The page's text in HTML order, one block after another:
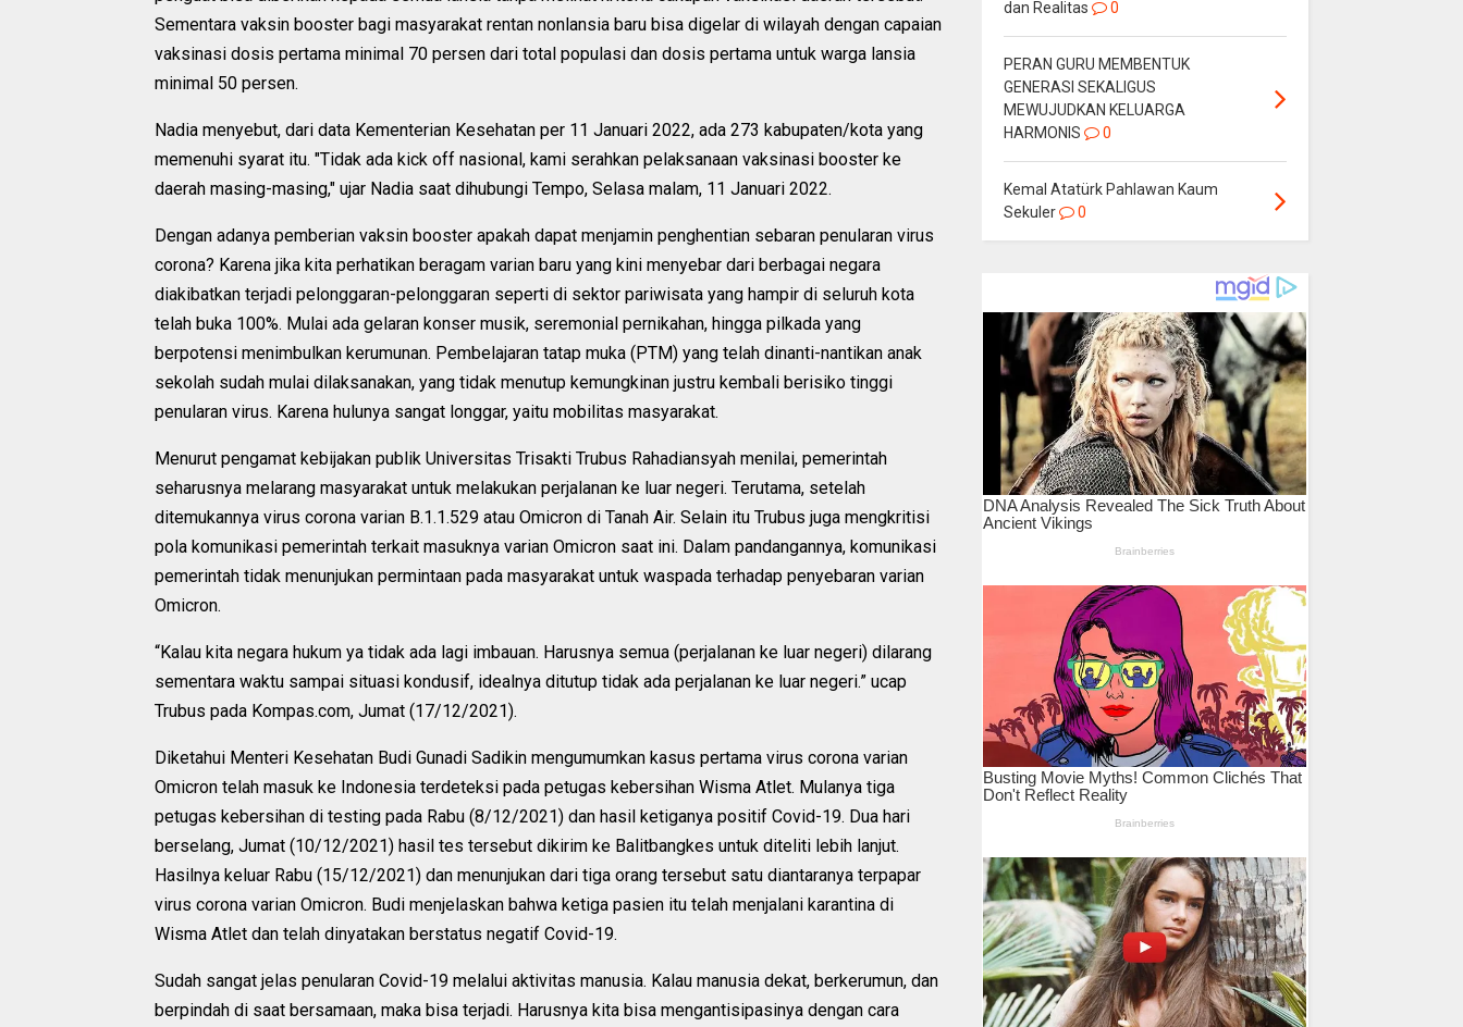
Sementara vaksin booster bagi masyarakat rentan nonlansia baru bisa digelar di wilayah dengan capaian
vaksinasi dosis pertama minimal 70 persen dari total populasi dan dosis pertama untuk warga lansia
minimal 50 persen.
Nadia menyebut, dari data Kementerian Kesehatan per 11 Januari 2022, ada 273 kabupaten/kota yang
memenuhi syarat itu. "Tidak ada kick off nasional, kami serahkan pelaksanaan vaksinasi booster ke
daerah masing-masing," ujar Nadia saat dihubungi Tempo, Selasa malam, 11 Januari 2022.
Dengan adanya pemberian vaksin booster apakah dapat menjamin penghentian sebaran penularan virus
corona? Karena jika kita perhatikan beragam varian baru yang kini menyebar dari berbagai negara
diakibatkan terjadi pelonggaran-pelonggaran seperti di sektor pariwisata yang hampir di seluruh kota
telah buka 100%. Mulai ada gelaran konser musik, seremonial pernikahan, hingga pilkada yang
berpotensi menimbulkan kerumunan. Pembelajaran tatap muka (PTM) yang telah dinanti-nantikan anak
sekolah sudah mulai dilaksanakan, yang tidak menutup kemungkinan justru kembali berisiko tinggi
penularan virus. Karena hulunya sangat longgar, yaitu mobilitas masyarakat.
Menurut pengamat kebijakan publik Universitas Trisakti Trubus Rahadiansyah menilai, pemerintah
seharusnya melarang masyarakat untuk melakukan perjalanan ke luar negeri. Terutama, setelah
ditemukannya virus corona varian B.1.1.529 atau Omicron di Tanah Air. Selain itu Trubus juga mengkritisi
pola komunikasi pemerintah terkait masuknya varian Omicron saat ini. Dalam pandangannya, komunikasi
pemerintah tidak menunjukan permintaan pada masyarakat untuk waspada terhadap penyebaran varian
Omicron.
“Kalau kita negara hukum ya tidak ada lagi imbauan. Harusnya semua (perjalanan ke luar negeri) dilarang
sementara waktu sampai situasi kondusif, idealnya ditutup tidak ada perjalanan ke luar negeri.” ucap
Trubus pada Kompas.com, Jumat (17/12/2021).
Diketahui Menteri Kesehatan Budi Gunadi Sadikin mengumumkan kasus pertama virus corona varian
Omicron telah masuk ke Indonesia terdeteksi pada petugas kebersihan Wisma Atlet. Mulanya tiga
petugas kebersihan di testing pada Rabu (8/12/2021) dan hasil ketiganya positif Covid-19. Dua hari
berselang, Jumat (10/12/2021) hasil tes tersebut dikirim ke Balitbangkes untuk diteliti lebih lanjut.
Hasilnya keluar Rabu (15/12/2021) dan menunjukan dari tiga orang tersebut satu diantaranya terpapar
virus corona varian Omicron. Budi menjelaskan bahwa ketiga pasien itu telah menjalani karantina di
Wisma Atlet dan telah dinyatakan berstatus negatif Covid-19.
Sudah sangat jelas penularan Covid-19 melalui aktivitas manusia. Kalau manusia dekat, berkerumun, dan
berpindah di saat bersamaan, maka bisa terjadi. Harusnya kita bisa mengantisipasinya dengan cara
dan Realitas
0
PERAN GURU MEMBENTUK
GENERASI SEKALIGUS
MEWUJUDKAN KELUARGA
HARMONIS
0
Kemal Atatürk Pahlawan Kaum
Sekuler
0